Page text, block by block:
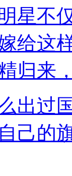
星不
给这
归来
出过
己的